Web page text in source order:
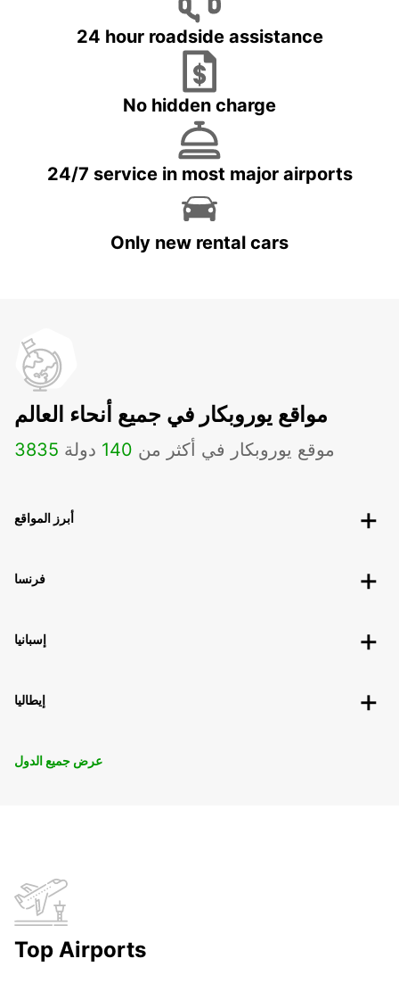
24 hour roadside assistance
No hidden charge
24/7 service in most major airports
Only new rental cars
مواقع يوروبكار في جميع أنحاء العالم
3835 موقع يوروبكار في أكثر من 140 دولة
أبرز المواقع
فرنسا
إسبانيا
إيطاليا
عرض جميع الدول
Top Airports